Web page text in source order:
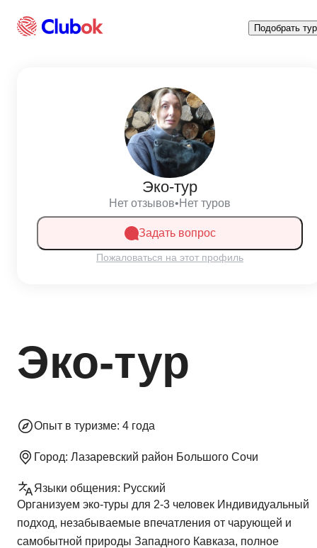
Подобрать тур
Эко-тур
Нет отзывов•Нет туров
Задать вопрос
Пожаловаться на этот профиль
Эко-тур
Опыт в туризме: 4 года
Город: Лазаревский район Большого Сочи
Языки общения: Русский
Организуем эко-туры для 2-3 человек Индивидуальный
подход, незабываемые впечатления от чарующей и
самобытной природы Западного Кавказа, полное